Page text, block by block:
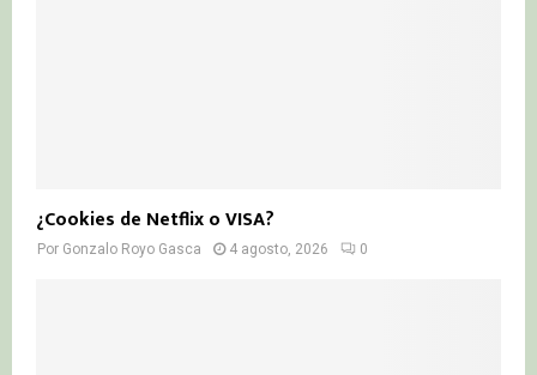
¿Cookies de Netflix o VISA?
Por Gonzalo Royo Gasca 4 agosto, 2026 0